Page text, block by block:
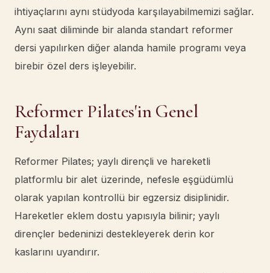
ihtiyaçlarını aynı stüdyoda karşılayabilmemizi sağlar.
Aynı saat diliminde bir alanda standart reformer
dersi yapılırken diğer alanda hamile programı veya
birebir özel ders işleyebilir.
Reformer Pilates'in Genel
Faydaları
Reformer Pilates; yaylı dirençli ve hareketli
platformlu bir alet üzerinde, nefesle eşgüdümlü
olarak yapılan kontrollü bir egzersiz disiplinidir.
Hareketler eklem dostu yapısıyla bilinir; yaylı
dirençler bedeninizi destekleyerek derin kor
kaslarını uyandırır.